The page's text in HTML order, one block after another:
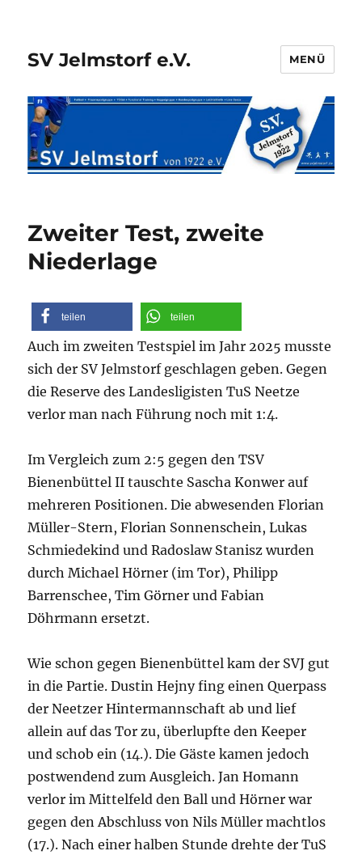
SV Jelmstorf e.V. MENÜ
Zweiter Test, zweite
Niederlage
teilen teilen
Auch im zweiten Testspiel im Jahr 2025 musste
sich der SV Jelmstorf geschlagen geben. Gegen
die Reserve des Landesligisten TuS Neetze
verlor man nach Führung noch mit 1:4.
Im Vergleich zum 2:5 gegen den TSV
Bienenbüttel II tauschte Sascha Konwer auf
mehreren Positionen. Die abwesenden Florian
Müller-Stern, Florian Sonnenschein, Lukas
Schmiedekind und Radoslaw Stanisz wurden
durch Michael Hörner (im Tor), Philipp
Barrenschee, Tim Görner und Fabian
Döhrmann ersetzt.
Wie schon gegen Bienenbüttel kam der SVJ gut
in die Partie. Dustin Hejny fing einen Querpass
der Neetzer Hintermannschaft ab und lief
allein auf das Tor zu, überlupfte den Keeper
und schob ein (14.). Die Gäste kamen jedoch
postwendend zum Ausgleich. Jan Homann
verlor im Mittelfeld den Ball und Hörner war
gegen den Abschluss von Nils Müller machtlos
(17.). Nach einer halben Stunde drehte der TuS